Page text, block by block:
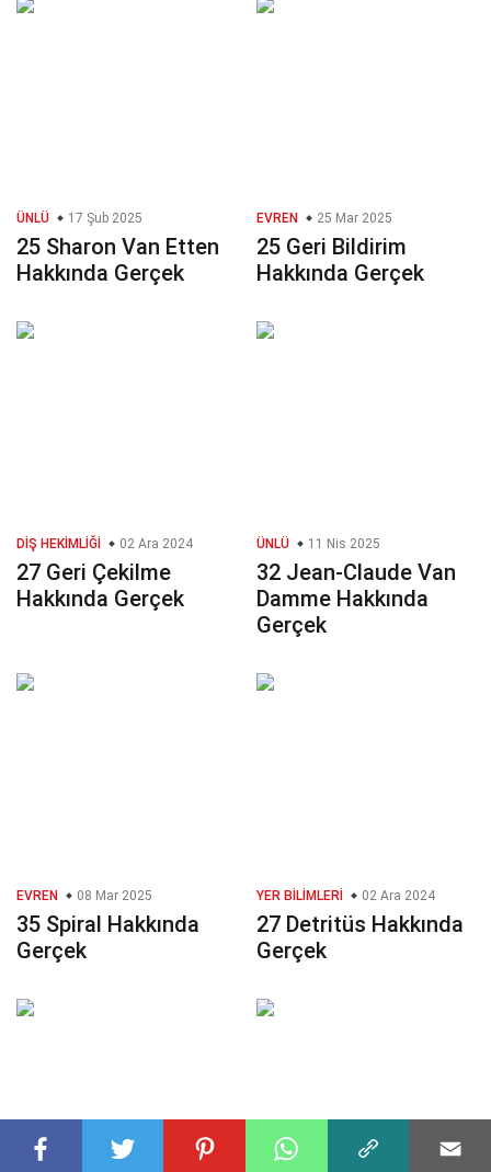
ÜNLÜ 17 Şub 2025
25 Sharon Van Etten
Hakkında Gerçek
EVREN 25 Mar 2025
25 Geri Bildirim
Hakkında Gerçek
DIŞ HEKIMLIĞI 02 Ara 2024
27 Geri Çekilme
Hakkında Gerçek
ÜNLÜ 11 Nis 2025
32 Jean-Claude Van
Damme Hakkında
Gerçek
EVREN 08 Mar 2025
35 Spiral Hakkında
Gerçek
YER BILIMLERI 02 Ara 2024
27 Detritüs Hakkında
Gerçek